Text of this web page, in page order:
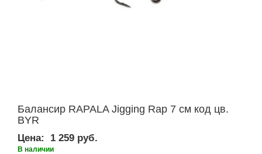
Балансир RAPALA Jigging Rap 7 см код цв.
BYR
Цена: 1 259 руб.
В наличии